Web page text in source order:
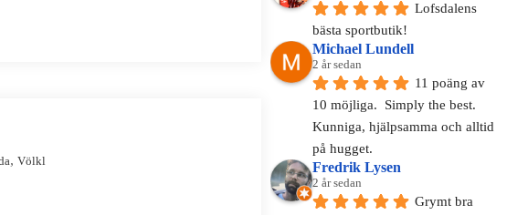
, Völkl
Lofsdalens
bästa sportbutik!
Michael Lundell
2 år sedan
11 poäng av
10 möjliga.  Simply the best.
Kunniga, hjälpsamma och alltid
på hugget.
Fredrik Lysen
2 år sedan
Grymt bra